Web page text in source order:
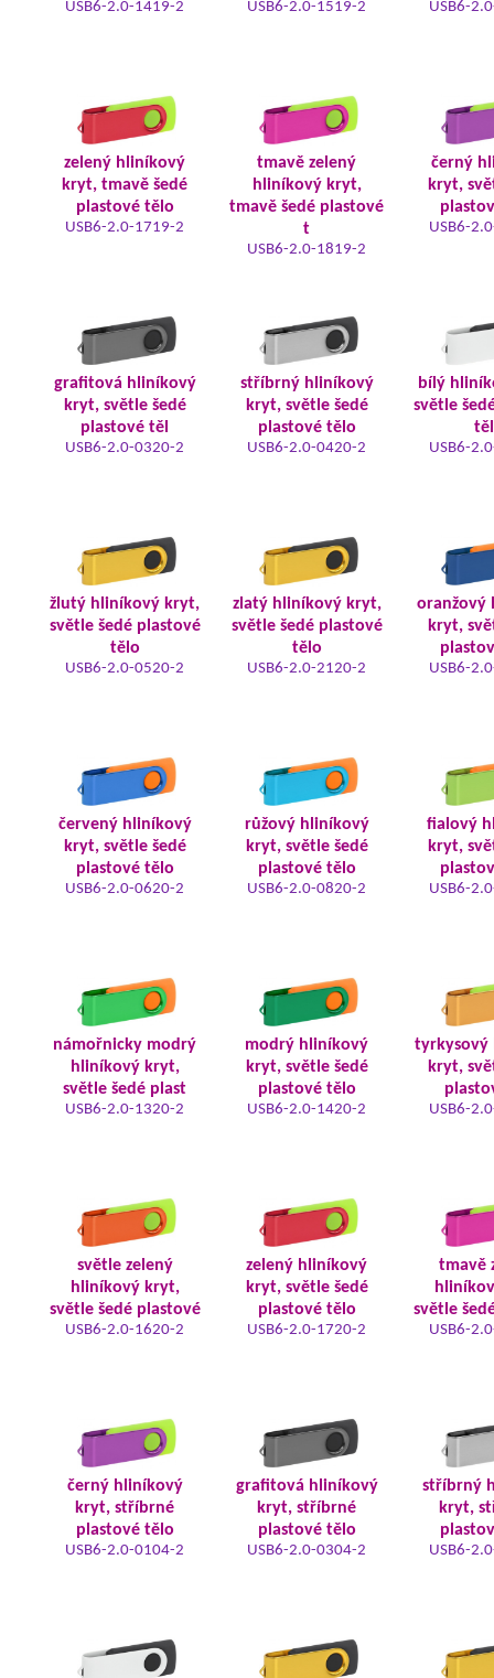
USB6-2.0-1419-2 USB6-2.0-1519-2 USB6-
zelený hliníkový
kryt, tmavě šedé
plastové tělo
USB6-2.0-1719-2
tmavě zelený
hliníkový kryt,
tmavě šedé plastové
t
USB6-2.0-1819-2
černý
kryt,
USB6-
grafitová hliníkový
kryt, světle šedé
plastové těl
USB6-2.0-0320-2
stříbrný hliníkový
kryt, světle šedé
plastové tělo
USB6-2.0-0420-2
bílý
světle
USB6-
žlutý hliníkový kryt,
světle šedé plastové
tělo
USB6-2.0-0520-2
zlatý hliníkový kryt,
světle šedé plastové
tělo
USB6-2.0-2120-2
oranžový
kryt,
USB6-
červený hliníkový
kryt, světle šedé
plastové tělo
USB6-2.0-0620-2
růžový hliníkový
kryt, světle šedé
plastové tělo
USB6-2.0-0820-2
fialový
kryt,
USB6-
námořnicky modrý
hliníkový kryt,
světle šedé plast
USB6-2.0-1320-2
modrý hliníkový
kryt, světle šedé
plastové tělo
USB6-2.0-1420-2
tyrkysový
kryt,
USB6-
světle zelený
hliníkový kryt,
světle šedé plastové
USB6-2.0-1620-2
zelený hliníkový
kryt, světle šedé
plastové tělo
USB6-2.0-1720-2
tmavě
světle
USB6-
černý hliníkový
kryt, stříbrné
plastové tělo
USB6-2.0-0104-2
grafitová hliníkový
kryt, stříbrné
plastové tělo
USB6-2.0-0304-2
stříbrný
kryt,
USB6-